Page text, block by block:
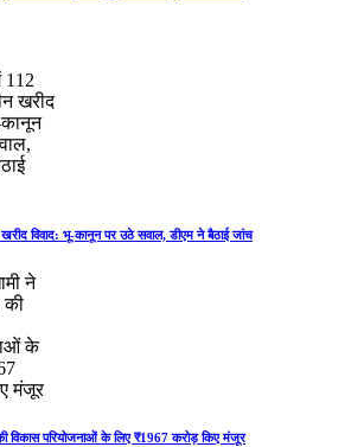
विवाद: भू-कानून पर उठे सवाल, डीएम ने बैठाई जांच
विकास परियोजनाओं के लिए ₹1967 करोड़ किए मंजूर